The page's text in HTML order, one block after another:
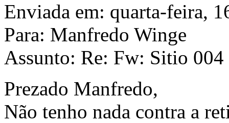
Enviada em: quarta-feira,
Para: Manfredo Winge
Assunto: Re: Fw: Sitio 004
Prezado Manfredo,
Não tenho nada contra a